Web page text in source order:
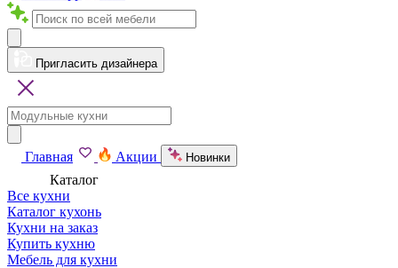
Пригласить дизайнера
Главная Акции Новинки
Каталог
Все кухни
Каталог кухонь
Кухни на заказ
Купить кухню
Мебель для кухни